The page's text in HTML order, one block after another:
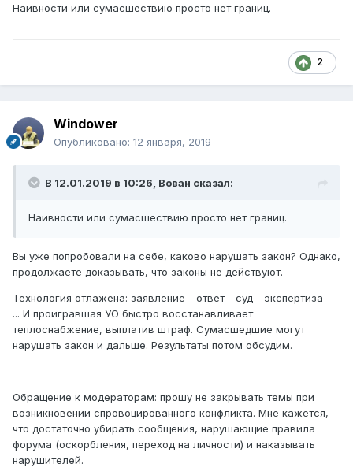
Наивности или сумасшествию просто нет границ.
2
Windower
Опубликовано: 12 января, 2019
В 12.01.2019 в 10:26, Вован сказал:
Наивности или сумасшествию просто нет границ.
Вы уже попробовали на себе, каково нарушать закон? Однако,
продолжаете доказывать, что законы не действуют.
Технология отлажена: заявление - ответ - суд - экспертиза -
... И проигравшая УО быстро восстанавливает
теплоснабжение, выплатив штраф. Сумасшедшие могут
нарушать закон и дальше. Результаты потом обсудим.
Обращение к модераторам: прошу не закрывать темы при
возникновении спровоцированного конфликта. Мне кажется,
что достаточно убирать сообщения, нарушающие правила
форума (оскорбления, переход на личности) и наказывать
нарушителей.